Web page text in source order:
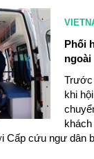
Phối
ngoài
Trước
khi
Cấp cứu ngư dân